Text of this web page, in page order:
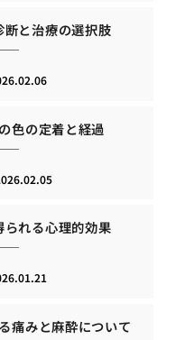
と治療の選択肢
色の定着と経過
れる心理的効果
痛みと麻酔について